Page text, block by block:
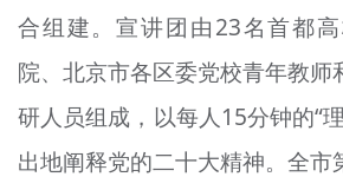
合组建。宣讲团由23名首都
院、北京市各区委党校青年教师
研人员组成，以每人15分钟的“
出地阐释党的二十大精神。全市